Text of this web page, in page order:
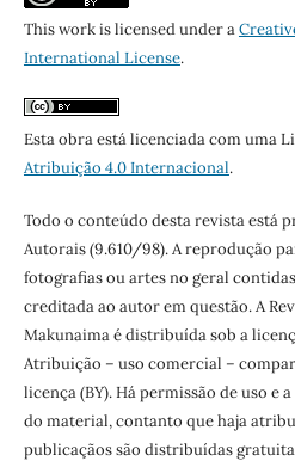
This work is licensed under a
International License.
Esta obra está licenciada com uma
Atribuição 4.0 Internacional.
Todo o conteúdo desta revista está
Autorais (9.610/98). A reprodução
fotografias ou artes no geral
creditada ao autor em questão. A
Makunaima é distribuída sob a
Atribuição – uso comercial –
licença (BY). Há permissão de uso e
do material, contanto que haja
publicaçãos são distribuídas